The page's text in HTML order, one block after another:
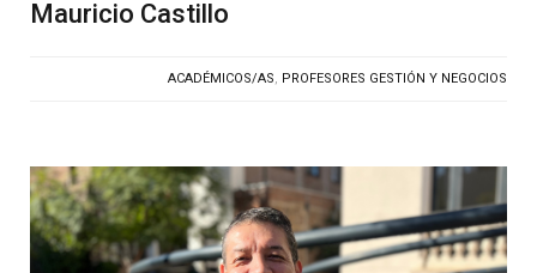
Mauricio Castillo
ACADÉMICOS/AS, PROFESORES GESTIÓN Y NEGOCIOS